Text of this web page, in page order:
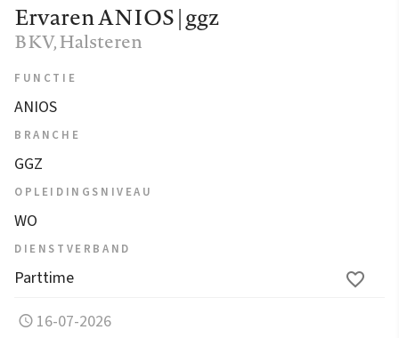
Ervaren ANIOS | ggz
BKV, Halsteren
FUNCTIE
ANIOS
BRANCHE
GGZ
OPLEIDINGSNIVEAU
WO
DIENSTVERBAND
Parttime
16-07-2026